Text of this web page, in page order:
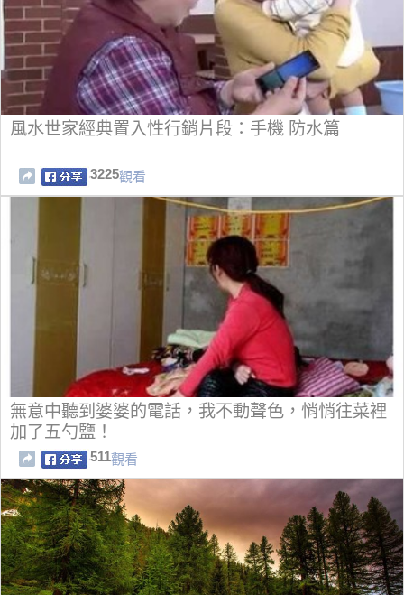
風水世家經典置入性行銷片段：手機 防水篇
3225觀看
無意中聽到婆婆的電話，我不動聲色，悄悄往菜裡
加了五勺鹽！
511觀看